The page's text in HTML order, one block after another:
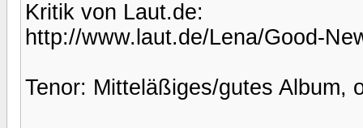
Kritik von Laut.de:
http://www.laut.de/Lena/Good-
Tenor: Mitteläßiges/gutes Album,